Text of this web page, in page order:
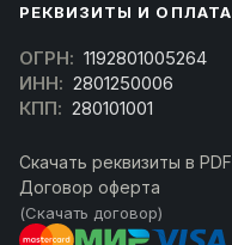
РЕКВИЗИТЫ И ОПЛАТА
ОГРН: 1192801005264
ИНН: 2801250006
КПП: 280101001
Скачать реквизиты в PDF
Договор оферта
(Скачать договор)